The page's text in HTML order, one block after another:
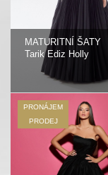
MATURITNÍ ŠATY
Tarik Ediz Holly
PRONÁJEM
PRODEJ